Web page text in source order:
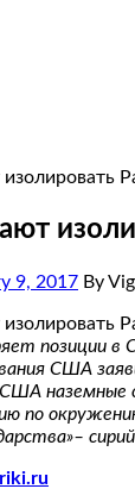
9, 2017 By
позиции в
США
наземные
по